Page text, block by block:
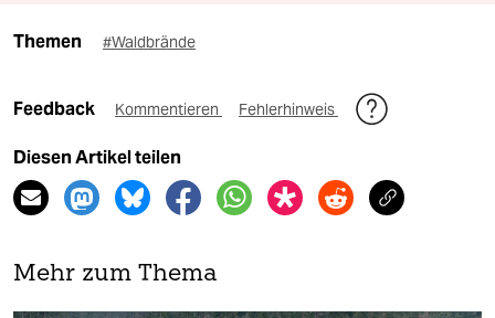
Themen #Waldbrände
Feedback Kommentieren Fehlerhinweis
Diesen Artikel teilen
Mehr zum Thema